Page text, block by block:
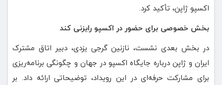
اکسپو ژاپن، تأکید کرد.
بخش خصوصی برای حضور در اکسپو رایزنی کند
در بخش بعدی نشست، نازنین گرجی یزدی، دبیر اتاق مشترک
ایران و ژاپن درباره جایگاه اکسپو در جهان و چگونگی برنامه‌ریزی
برای مشارکت حرفه‌ای در این رویداد، توضیحاتی ارائه داد. بر